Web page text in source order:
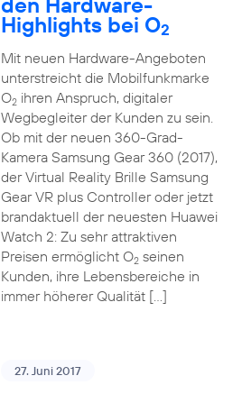
Highlights bei O2
Mit neuen Hardware-Angeboten
unterstreicht die Mobilfunkmarke
O2ihren Anspruch, digitaler
Wegbegleiter der Kunden zu sein.
Ob mit der neuen 360-Grad-
Kamera Samsung Gear 360 (2017),
der Virtual Reality Brille Samsung
Gear VR plus Controller oder jetzt
brandaktuell der neuesten Huawei
Watch 2: Zu sehr attraktiven
Preisen ermöglicht O2seinen
Kunden, ihre Lebensbereiche in
immer höherer Qualität […]
27. Juni 2017